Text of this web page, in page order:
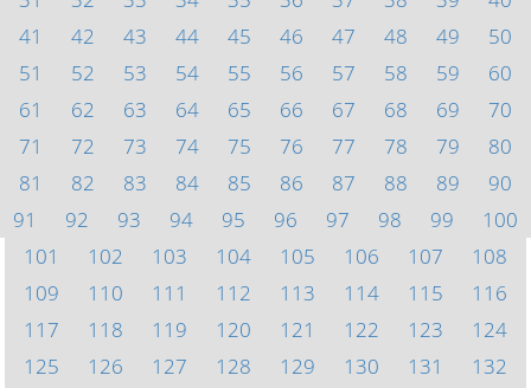
41
42 43 44 45 46 47 48 49
50
51
52 53 54 55 56 57 58 59
60
61
62 63 64 65 66 67 68 69
70
71
72 73 74 75 76 77 78 79
80
81
82 83 84 85 86 87 88 89
90
91
92 93 94 95 96 97 98 99
100
101
102 103 104 105 106 107
108
109
110 111 112 113 114 115
116
117
118 119 120 121 122 123
124
125
126 127 128 129 130 131
132